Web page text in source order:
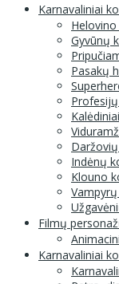
Karnavaliniai
Gyvūnų
Pasakų
Indėnų
Klouno
Filmų
Karnavaliniai